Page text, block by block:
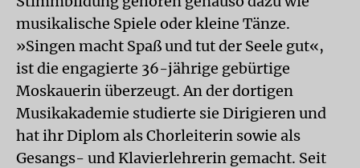
musikalische Spiele oder kleine Tänze.
»Singen macht Spaß und tut der Seele gut«,
ist die engagierte 36-jährige gebürtige
Moskauerin überzeugt. An der dortigen
Musikakademie studierte sie Dirigieren und
hat ihr Diplom als Chorleiterin sowie als
Gesangs- und Klavierlehrerin gemacht. Seit